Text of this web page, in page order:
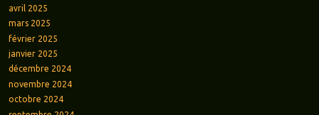
avril 2025
mars 2025
février 2025
janvier 2025
décembre 2024
novembre 2024
octobre 2024